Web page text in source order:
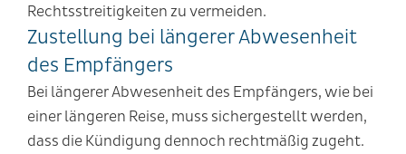
Rechtsstreitigkeiten zu vermeiden.
Zustellung bei längerer Abwesenheit
des Empfängers
Bei längerer Abwesenheit des Empfängers, wie bei
einer längeren Reise, muss sichergestellt werden,
dass die Kündigung dennoch rechtmäßig zugeht.